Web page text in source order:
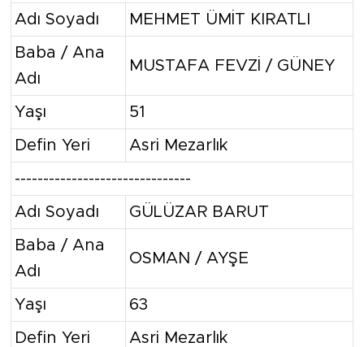
Adı Soyadı MEHMET ÜMİT KIRATLI
Baba / Ana
Adı
MUSTAFA FEVZİ / GÜNEY
Yaşı 51
Defin Yeri Asri Mezarlık
-------------------------------
Adı Soyadı GÜLÜZAR BARUT
Baba / Ana
Adı
OSMAN / AYŞE
Yaşı 63
Defin Yeri Asri Mezarlık